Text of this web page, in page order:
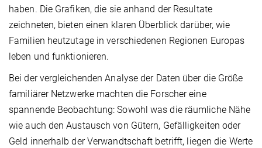
haben. Die Grafiken, die sie anhand der Resultate
zeichneten, bieten einen klaren Überblick darüber, wie
Familien heutzutage in verschiedenen Regionen Europas
leben und funktionieren.
Bei der vergleichenden Analyse der Daten über die Größe
familiärer Netzwerke machten die Forscher eine
spannende Beobachtung: Sowohl was die räumliche Nähe
wie auch den Austausch von Gütern, Gefälligkeiten oder
Geld innerhalb der Verwandtschaft betrifft, liegen die Werte